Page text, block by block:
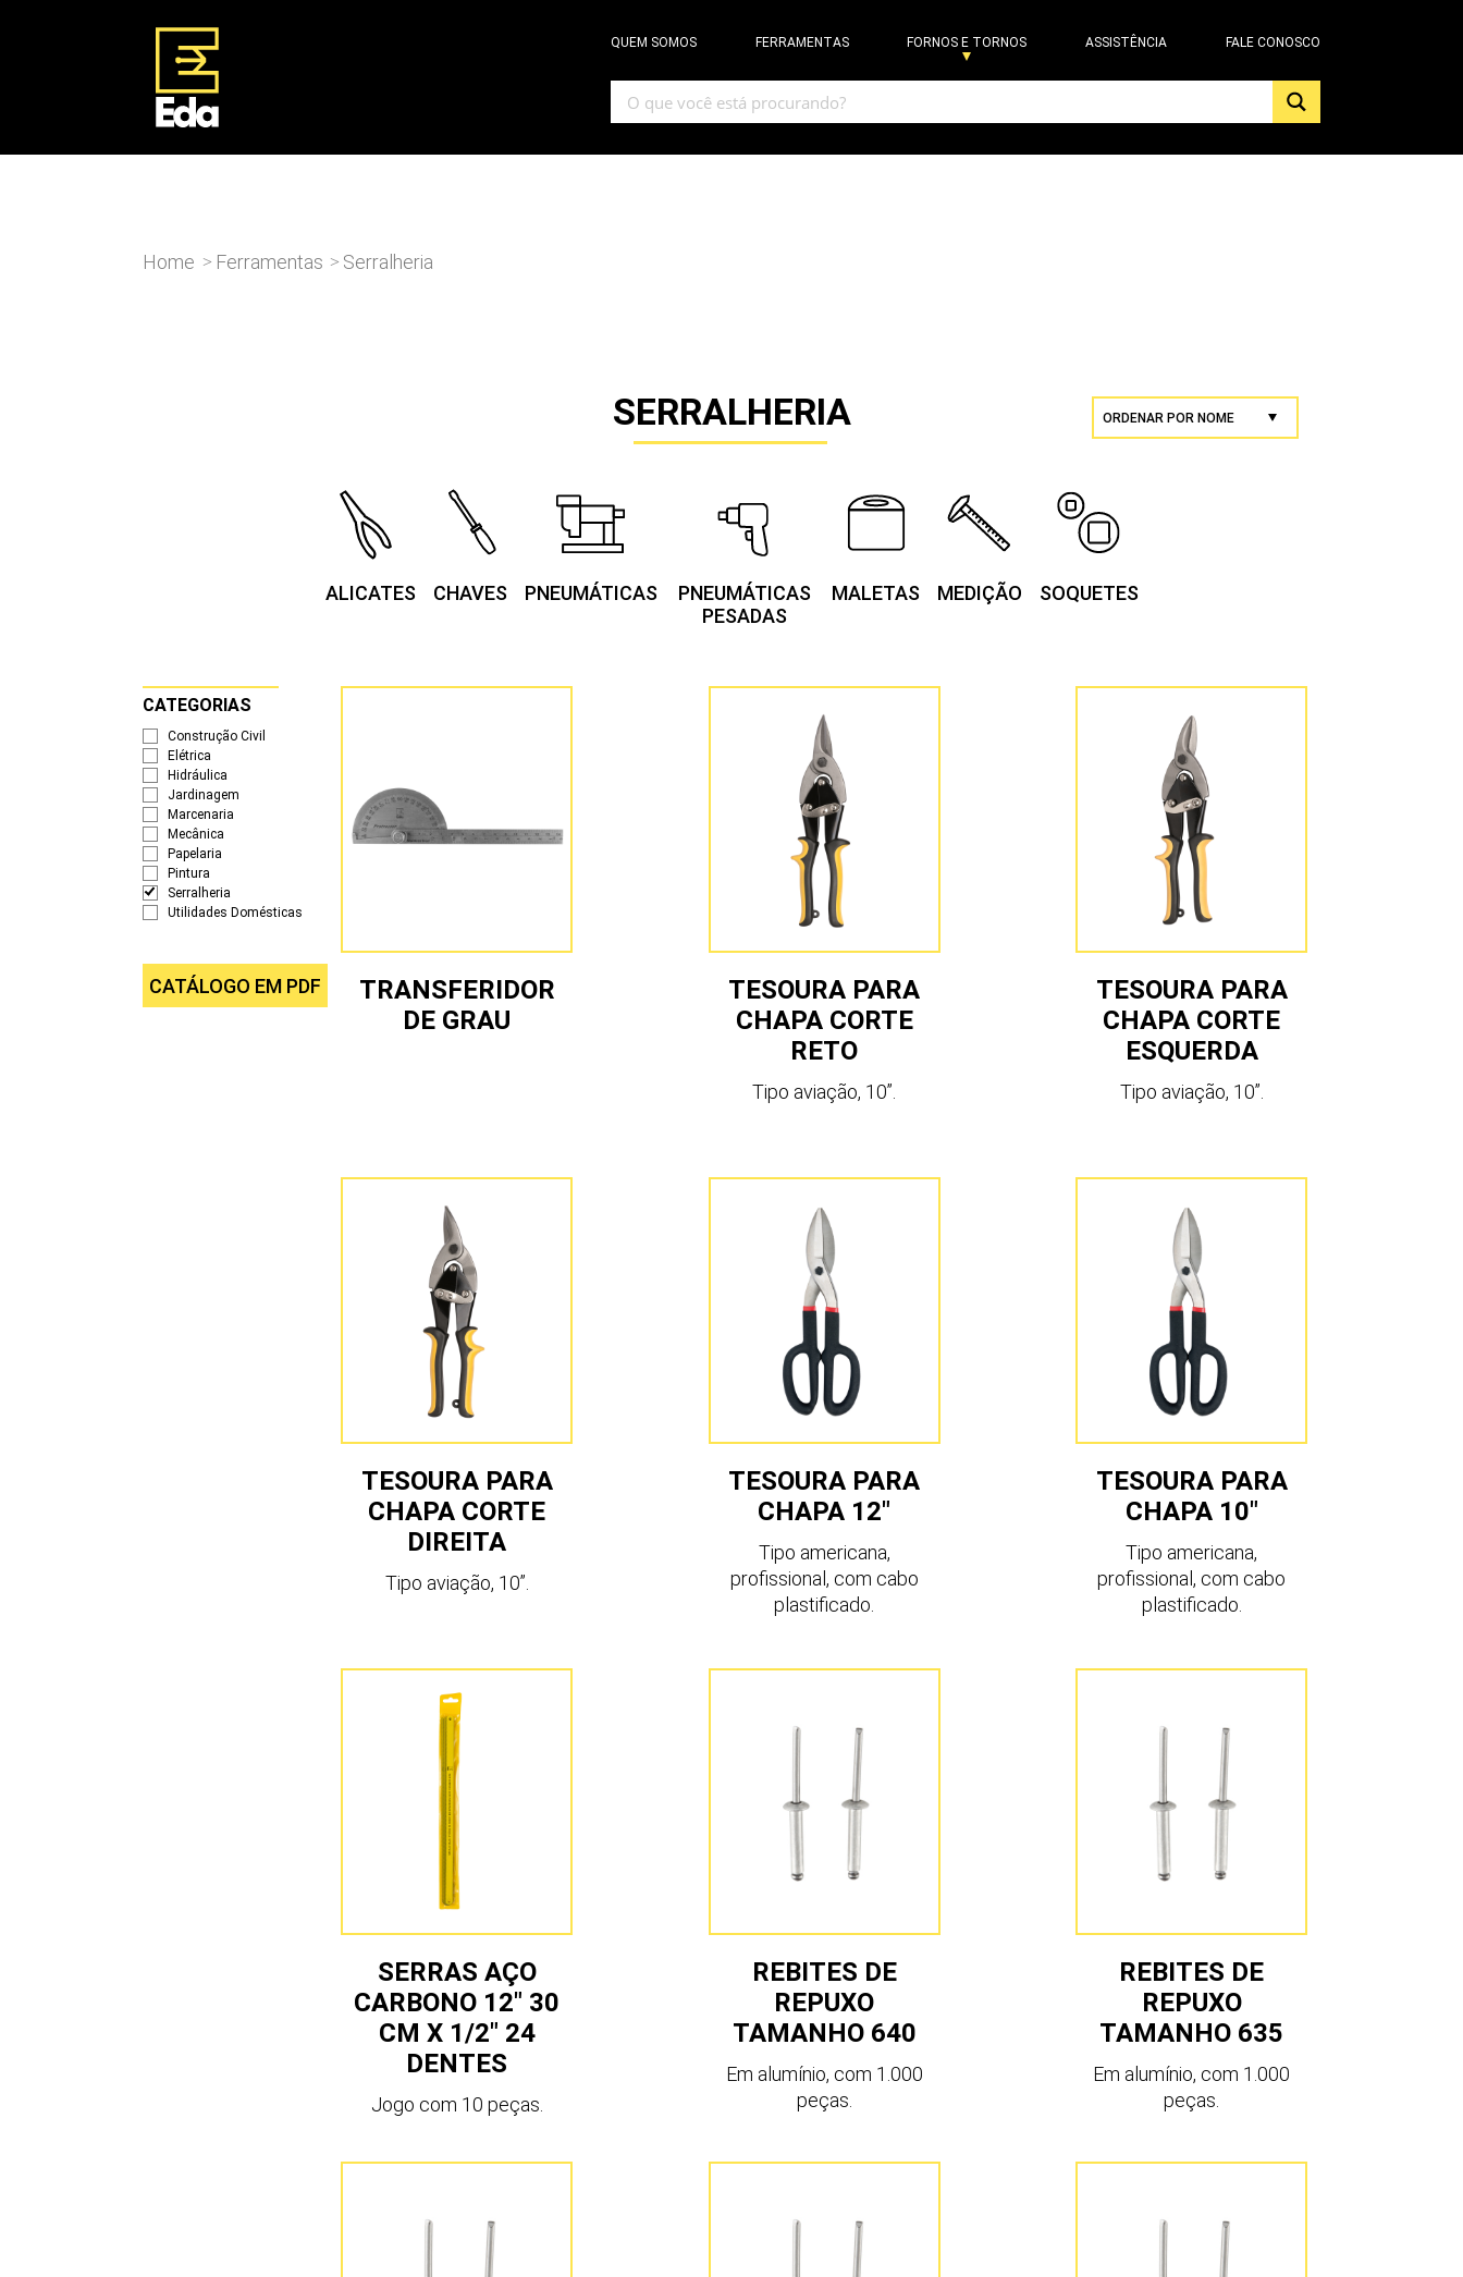
QUEM SOMOS FERRAMENTAS FORNOS E TORNOS ASSISTÊNCIA FALE CONOSCO
Home > Ferramentas > Serralheria
SERRALHERIA
ALICATES CHAVES PNEUMÁTICAS
PNEUMÁTICAS
PESADAS
MALETAS MEDIÇÃO SOQUETES
CATEGORIAS
Construção Civil
Elétrica
Hidráulica
Jardinagem
Marcenaria
Mecânica
Papelaria
Pintura
Serralheria
Utilidades Domésticas
CATÁLOGO EM PDF
TRANSFERIDOR
DE GRAU
TESOURA PARA
CHAPA CORTE
RETO
Tipo aviação, 10”.
TESOURA PARA
CHAPA CORTE
ESQUERDA
Tipo aviação, 10”.
TESOURA PARA
CHAPA CORTE
DIREITA
Tipo aviação, 10”.
TESOURA PARA
CHAPA 12″
Tipo americana,
profissional, com cabo
plastificado.
TESOURA PARA
CHAPA 10″
Tipo americana,
profissional, com cabo
plastificado.
SERRAS AÇO
CARBONO 12″ 30
CM X 1/2″ 24
DENTES
Jogo com 10 peças.
REBITES DE
REPUXO
TAMANHO 640
Em alumínio, com 1.000
peças.
REBITES DE
REPUXO
TAMANHO 635
Em alumínio, com 1.000
peças.